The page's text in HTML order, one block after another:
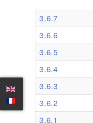
3.6.7
3.6.6
3.6.5
3.6.4
3.6.3
3.6.2
3.6.1